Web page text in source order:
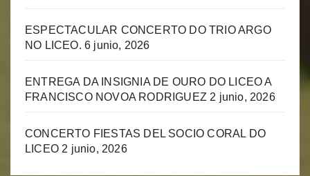
ESPECTACULAR CONCERTO DO TRIO ARGO
NO LICEO. 6 junio, 2026
ENTREGA DA INSIGNIA DE OURO DO LICEO A
FRANCISCO NOVOA RODRIGUEZ 2 junio, 2026
CONCERTO FIESTAS DEL SOCIO CORAL DO
LICEO 2 junio, 2026